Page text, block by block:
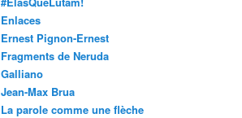
Enlaces
Ernest Pignon-Ernest
Fragments de Neruda
Galliano
Jean-Max Brua
La parole comme une flèche